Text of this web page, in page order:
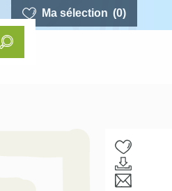
Ma sélection (0)